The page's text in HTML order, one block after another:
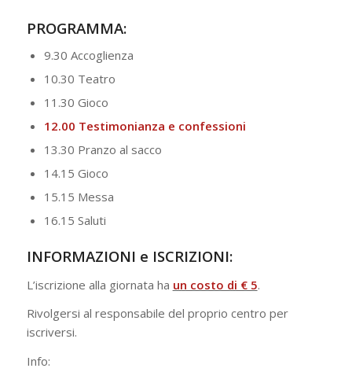
PROGRAMMA:
9.30 Accoglienza
10.30 Teatro
11.30 Gioco
12.00 Testimonianza e confessioni
13.30 Pranzo al sacco
14.15 Gioco
15.15 Messa
16.15 Saluti
INFORMAZIONI e ISCRIZIONI:
L’iscrizione alla giornata ha un costo di € 5.
Rivolgersi al responsabile del proprio centro per
iscriversi.
Info: